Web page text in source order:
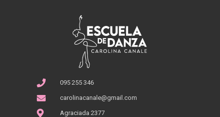
095 255 346
carolinacanale@gmail.com
Agraciada 2377